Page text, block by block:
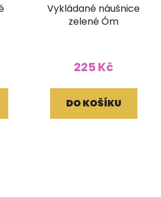
Vykládané náušnice
zelené Óm
225 Kč
DO KOŠÍKU